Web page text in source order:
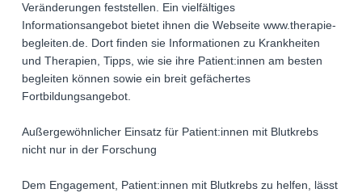
Veränderungen feststellen. Ein vielfältiges
Informationsangebot bietet ihnen die Webseite www.therapie-
begleiten.de. Dort finden sie Informationen zu Krankheiten
und Therapien, Tipps, wie sie ihre Patient:innen am besten
begleiten können sowie ein breit gefächertes
Fortbildungsangebot.
Außergewöhnlicher Einsatz für Patient:innen mit Blutkrebs
nicht nur in der Forschung
Dem Engagement, Patient:innen mit Blutkrebs zu helfen, lässt